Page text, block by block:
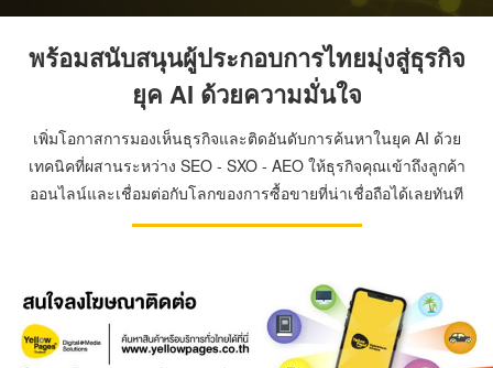
พร้อมสนับสนุนผู้ประกอบการไทยมุ่งสู่ธุรกิจ
ยุค AI ด้วยความมั่นใจ
เพิ่มโอกาสการมองเห็นธุรกิจและติดอันดับการค้นหาในยุค AI ด้วย
เทคนิคที่ผสานระหว่าง SEO - SXO - AEO ให้ธุรกิจคุณเข้าถึงลูกค้า
ออนไลน์และเชื่อมต่อกับโลกของการซื้อขายที่น่าเชื่อถือได้เลยทันที